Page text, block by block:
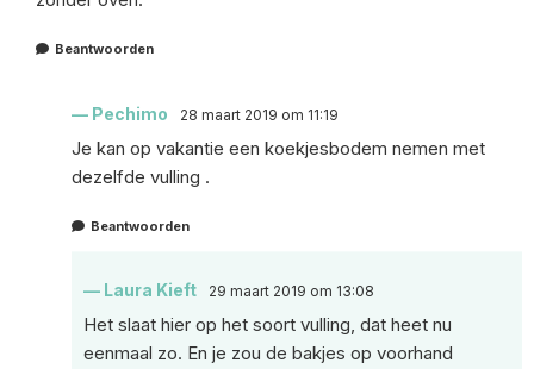
Beantwoorden
Pechimo 28 maart 2019 om 11:19
Je kan op vakantie een koekjesbodem nemen met
dezelfde vulling .
Beantwoorden
Laura Kieft 29 maart 2019 om 13:08
Het slaat hier op het soort vulling, dat heet nu
eenmaal zo. En je zou de bakjes op voorhand